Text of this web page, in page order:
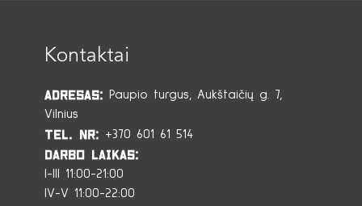
Kontaktai
Adresas: Paupio turgus, Aukštaičių g. 7,
Vilnius
Tel. Nr: +370 601 61 514
Darbo laikas:
I-III 11:00-21:00
IV-V 11:00-22:00